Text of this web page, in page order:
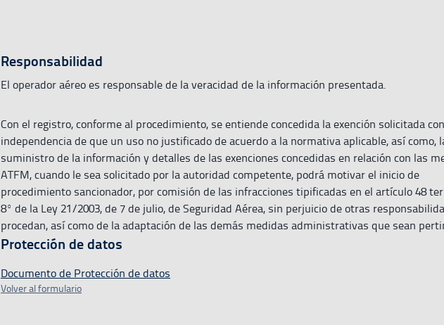
Responsabilidad
El operador aéreo es responsable de la veracidad de la información presentada.
Con el registro, conforme al procedimiento, se entiende concedida la exención solicitada con
independencia de que un uso no justificado de acuerdo a la normativa aplicable, así como,
suministro de la información y detalles de las exenciones concedidas en relación con las
ATFM, cuando le sea solicitado por la autoridad competente, podrá motivar el inicio de
procedimiento sancionador, por comisión de las infracciones tipificadas en el artículo 48
8º de la Ley 21/2003, de 7 de julio, de Seguridad Aérea, sin perjuicio de otras
procedan, así como de la adaptación de las demás medidas administrativas que sean
Protección de datos
Documento de Protección de datos
Volver al formulario